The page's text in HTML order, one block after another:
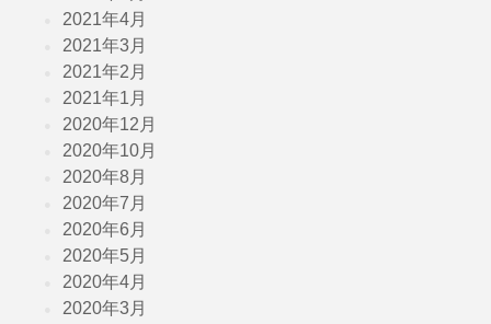
2021年4月
2021年3月
2021年2月
2021年1月
2020年12月
2020年10月
2020年8月
2020年7月
2020年6月
2020年5月
2020年4月
2020年3月